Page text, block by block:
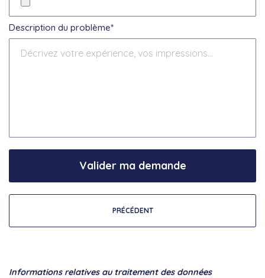
Description du problème*
PRÉCÉDENT
Valider ma demande
Informations relatives au traitement des données